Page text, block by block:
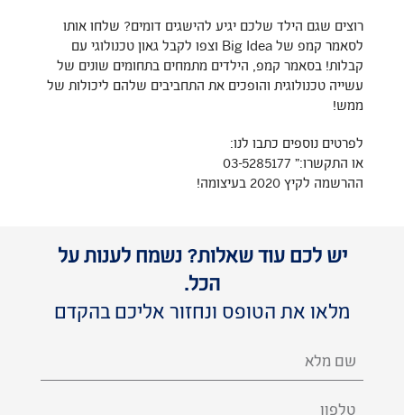
רוצים שגם הילד שלכם יגיע להישגים דומים? שלחו אותו
לסאמר קמפ של Big Idea וצפו לקבל גאון טכנולוגי עם
קבלות! בסאמר קמפ, הילדים מתמחים בתחומים שונים של
עשייה טכנולוגית והופכים את התחביבים שלהם ליכולות של
ממש!
לפרטים נוספים כתבו לנו:
או התקשרו:" 03-5285177
ההרשמה לקיץ 2020 בעיצומה!
יש לכם עוד שאלות? נשמח לענות על
הכל.
מלאו את הטופס ונחזור אליכם בהקדם
השם
שלך
(חובה)
טלפון